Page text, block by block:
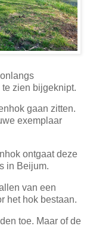
zien bijgeknipt.
gaan zitten.
exemplaar
ontgaat deze
in Beijum.
van een
het hok bestaan.
toe. Maar of de